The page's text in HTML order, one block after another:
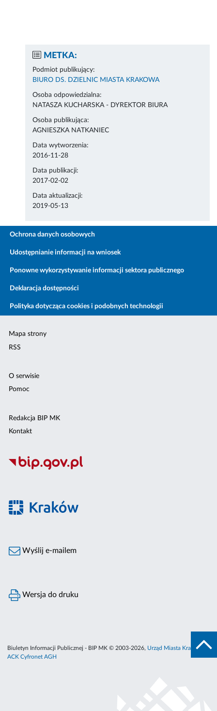
METKA:
Podmiot publikujący:
BIURO DS. DZIELNIC MIASTA KRAKOWA
Osoba odpowiedzialna:
NATASZA KUCHARSKA - DYREKTOR BIURA
Osoba publikująca:
AGNIESZKA NATKANIEC
Data wytworzenia:
2016-11-28
Data publikacji:
2017-02-02
Data aktualizacji:
2019-05-13
Ochrona danych osobowych
Udostępnianie informacji na wniosek
Ponowne wykorzystywanie informacji sektora publicznego
Deklaracja dostępności
Polityka dotycząca cookies i podobnych technologii
Mapa strony
RSS
O serwisie
Pomoc
Redakcja BIP MK
Kontakt
Wyślij e-mailem
Wersja do druku
Biuletyn Informacji Publicznej - BIP MK © 2003-2026, Urząd Miasta Krakowa
ACK Cyfronet AGH